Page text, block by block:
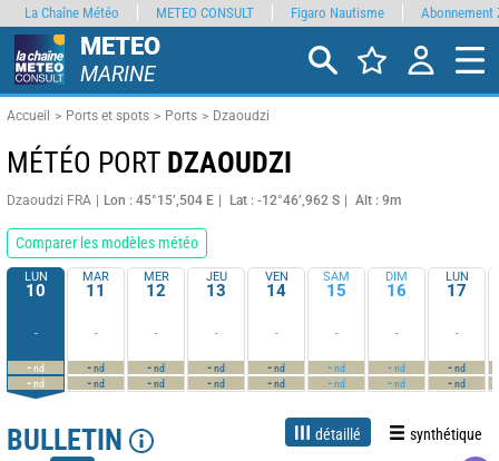
METEO
MARINE
Accueil Ports et spots Ports Dzaoudzi
MÉTÉO PORT DZAOUDZI
Dzaoudzi FRA Lon : 45°15’,504 E Lat : -12°46’,962 S Alt : 9m
Comparer les modèles météo
LUN
10
-
-nd
-nd
MAR
11
-
-nd
-nd
MER
12
-
-nd
-nd
JEU
13
-
-nd
-nd
VEN
14
-
-nd
-nd
SAM
15
-
-nd
-nd
DIM
16
-
-nd
-nd
LUN
17
-
-nd
-nd
BULLETIN détaillé synthétique
La Chaîne Météo METEO CONSULT Figaro Nautisme Abonnement